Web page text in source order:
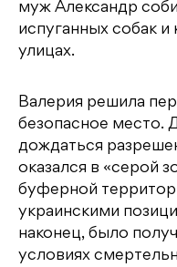
муж Александр
испуганных собак и
улицах.
Валерия решила
безопасное место.
дождаться
оказался в «серой
буферной
украинскими
наконец, было
условиях